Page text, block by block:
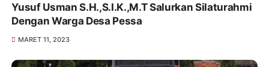
Yusuf Usman S.H.,S.I.K.,M.T Salurkan Silaturahmi
Dengan Warga Desa Pessa
MARET 11, 2023